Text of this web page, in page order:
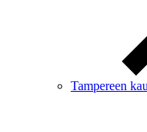
Tampereen